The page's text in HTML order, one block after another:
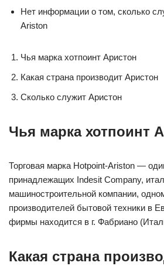
Нет информации о том, сколько
Ariston
Чья марка хотпоинт Аристон
Какая страна производит Аристон
Сколько служит Аристон
Чья марка хотпоинт
Торговая марка Hotpoint-Ariston —
принадлежащих Indesit Company,
машиностроительной компании,
производителей бытовой техники в
фирмы находится в г. Фабриано
Какая страна